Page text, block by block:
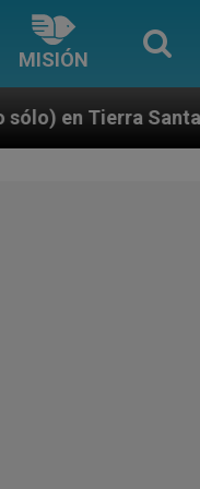
MISIÓN
Sacerdotes